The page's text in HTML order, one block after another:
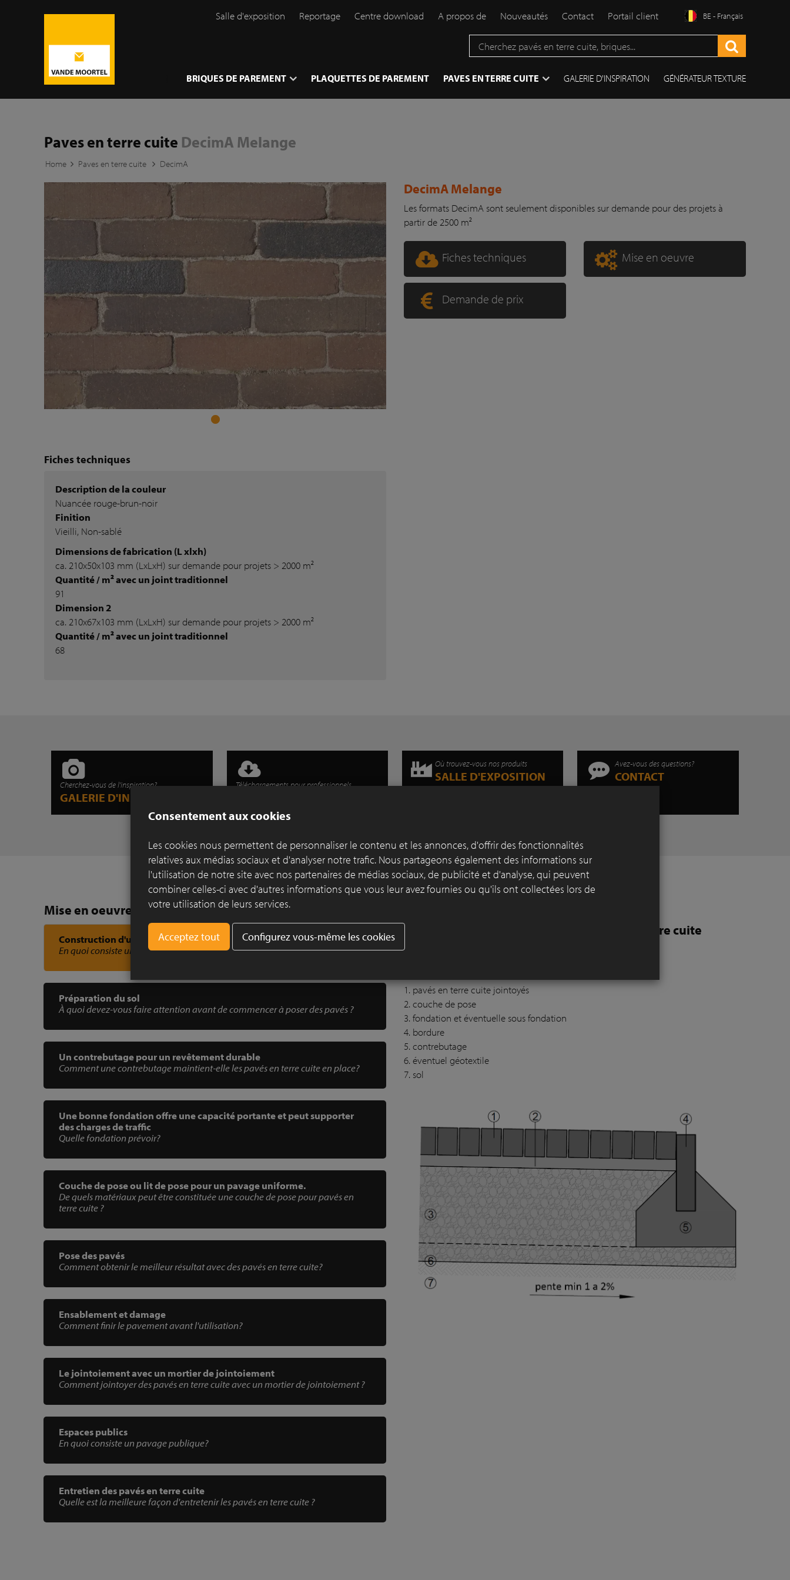
Salle d'exposition Reportage Centre download A propos de Nouveautés Contact Portail client BE - Français
BRIQUES DE PAREMENT PLAQUETTES DE PAREMENT PAVES EN TERRE CUITE GALERIE D'INSPIRATION GÉNÉRATEUR TEXTURE
Paves en terre cuite DecimA Melange
Home Paves en terre cuite DecimA
Fiches techniques
Description de la couleur
Nuancée rouge-brun-noir
Finition
Vieilli, Non-sablé
Dimensions de fabrication (L xlxh)
ca. 210x50x103 mm (LxLxH) sur demande pour projets > 2000 m²
Quantité / m² avec un joint traditionnel
91
Dimension 2
ca. 210x67x103 mm (LxLxH) sur demande pour projets > 2000 m²
Quantité / m² avec un joint traditionnel
68
DecimA Melange
Les formats DecimA sont seulement disponibles sur demande pour des projets à
partir de 2500 m²
Fiches techniques Mise en oeuvre
Demande de prix
Cherchez-vous de l'inspiration?
GALERIE D'INSPIRATION
Téléchargements pour professionnels
Où trouvez-vous nos produits
SALLE D'EXPOSITION
Avez-vous des questions?
CONTACT
Mise en oeuvre
Construction d'un pavement en pavés en terre cuite
En quoi consiste un pavage de qualité ?
Préparation du sol
À quoi devez-vous faire attention avant de commencer à poser des pavés ?
Un contrebutage pour un revêtement durable
Comment une contrebutage maintient-elle les pavés en terre cuite en place?
Une bonne fondation offre une capacité portante et peut supporter
des charges de traffic
Quelle fondation prévoir?
Couche de pose ou lit de pose pour un pavage uniforme.
De quels matériaux peut être constituée une couche de pose pour pavés en
terre cuite ?
Pose des pavés
Comment obtenir le meilleur résultat avec des pavés en terre cuite?
Ensablement et damage
Comment finir le pavement avant l'utilisation?
Le jointoiement avec un mortier de jointoiement
Comment jointoyer des pavés en terre cuite avec un mortier de jointoiement ?
Espaces publics
En quoi consiste un pavage publique?
Entretien des pavés en terre cuite
Quelle est la meilleure façon d'entretenir les pavés en terre cuite ?
Construction d'un pavement en pavés en terre cuite
En quoi consiste un pavage de qualité ?
1. pavés en terre cuite jointoyés
2. couche de pose
3. fondation et éventuelle sous fondation
4. bordure
5. contrebutage
6. éventuel géotextile
7. sol
Consentement aux cookies
Les cookies nous permettent de personnaliser le contenu et les annonces, d'offrir des fonctionnalités
relatives aux médias sociaux et d'analyser notre trafic. Nous partageons également des informations sur
l'utilisation de notre site avec nos partenaires de médias sociaux, de publicité et d'analyse, qui peuvent
combiner celles-ci avec d'autres informations que vous leur avez fournies ou qu'ils ont collectées lors de
votre utilisation de leurs services.
Configurez vous-même les cookies